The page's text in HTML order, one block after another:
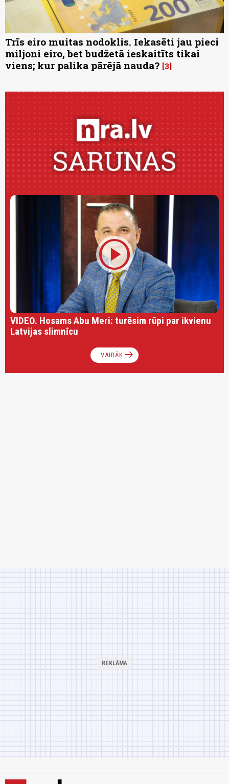
Trīs eiro muitas nodoklis. Iekasēti jau pieci
miljoni eiro, bet budžetā ieskaitīts tikai
viens; kur palika pārējā nauda? 3
play_circle
VIDEO. Hosams Abu Meri: turēsim rūpi par ikvienu
Latvijas slimnīcu
VAIRĀK arrow_right_alt